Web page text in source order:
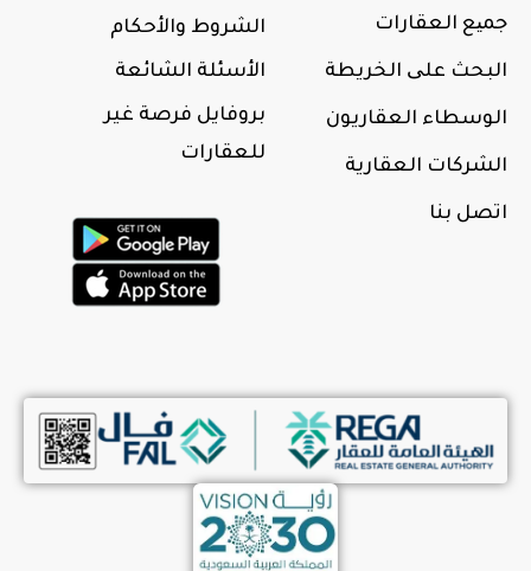
جمیع العقارات
البحث علی الخريطة
الوسطاء العقاريون
الشركات العقارية
اتصل بنا
الشروط والأحكام
الأسئلة الشائعة
بروفايل فرصة غير
للعقارات